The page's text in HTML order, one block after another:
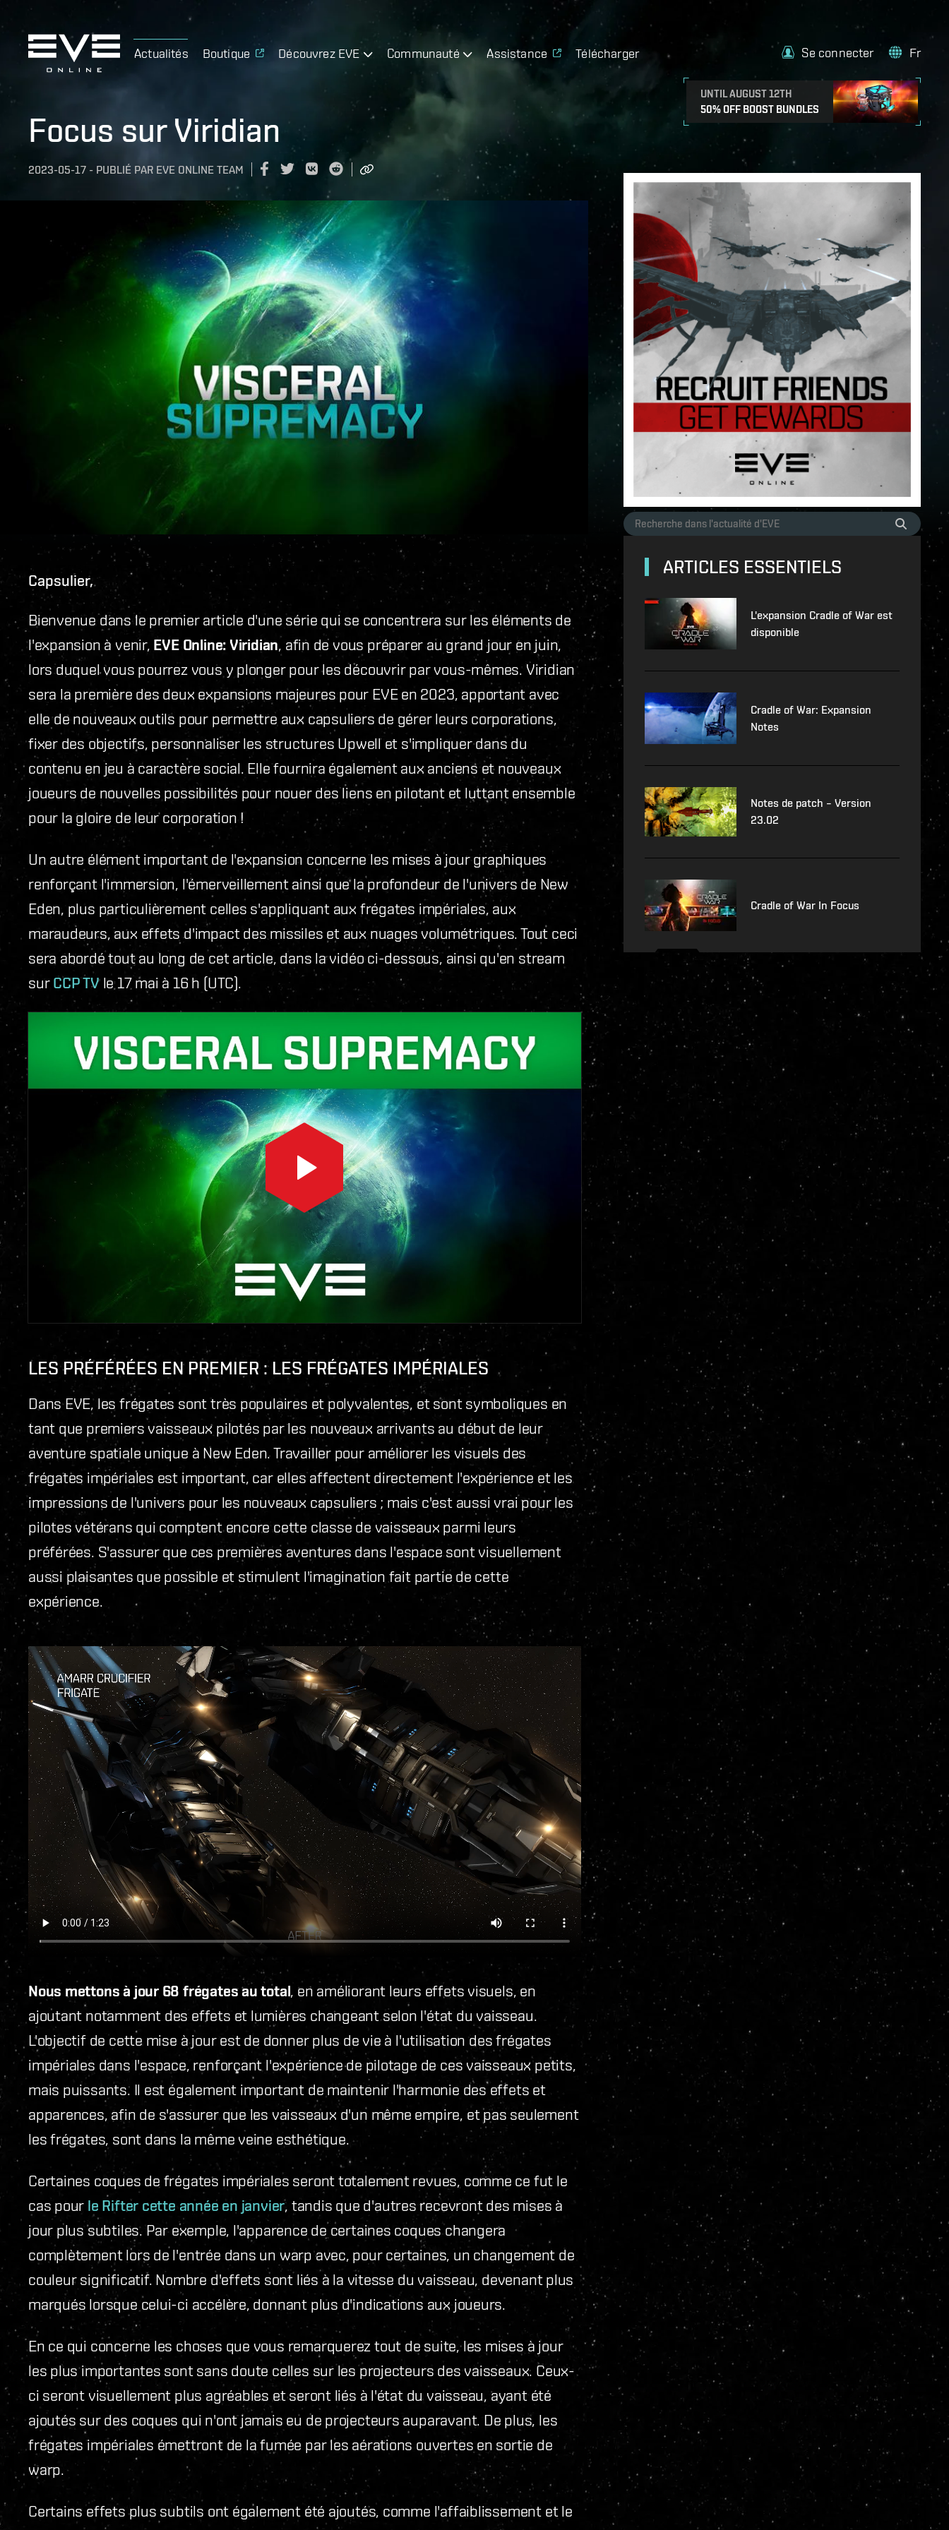
Actualités Boutique Découvrez EVE Communauté Assistance Télécharger
UNTIL AUGUST 12TH
50% OFF BOOST BUNDLES
Se connecter Fr
Focus sur Viridian
2023-05-17 - PUBLIÉ PAR EVE ONLINE TEAM
Capsulier,
Bienvenue dans le premier article d'une série qui se concentrera sur les éléments de
l'expansion à venir, EVE Online: Viridian, afin de vous préparer au grand jour en juin,
lors duquel vous pourrez vous y plonger pour les découvrir par vous-mêmes. Viridian
sera la première des deux expansions majeures pour EVE en 2023, apportant avec
elle de nouveaux outils pour permettre aux capsuliers de gérer leurs corporations,
fixer des objectifs, personnaliser les structures Upwell et s'impliquer dans du
contenu en jeu à caractère social. Elle fournira également aux anciens et nouveaux
joueurs de nouvelles possibilités pour nouer des liens en pilotant et luttant ensemble
pour la gloire de leur corporation !
Un autre élément important de l'expansion concerne les mises à jour graphiques
renforçant l'immersion, l'émerveillement ainsi que la profondeur de l'univers de New
Eden, plus particulièrement celles s'appliquant aux frégates impériales, aux
maraudeurs, aux effets d'impact des missiles et aux nuages volumétriques. Tout ceci
sera abordé tout au long de cet article, dans la vidéo ci-dessous, ainsi qu'en stream
sur CCP TVle 17 mai à 16 h (UTC).
LES PRÉFÉRÉES EN PREMIER : LES FRÉGATES IMPÉRIALES
Dans EVE, les frégates sont très populaires et polyvalentes, et sont symboliques en
tant que premiers vaisseaux pilotés par les nouveaux arrivants au début de leur
aventure spatiale unique à New Eden. Travailler pour améliorer les visuels des
frégates impériales est important, car elles affectent directement l'expérience et les
impressions de l'univers pour les nouveaux capsuliers ; mais c'est aussi vrai pour les
pilotes vétérans qui comptent encore cette classe de vaisseaux parmi leurs
préférées. S'assurer que ces premières aventures dans l'espace sont visuellement
aussi plaisantes que possible et stimulent l'imagination fait partie de cette
expérience.
Nous mettons à jour 68 frégates au total, en améliorant leurs effets visuels, en
ajoutant notamment des effets et lumières changeant selon l'état du vaisseau.
L'objectif de cette mise à jour est de donner plus de vie à l'utilisation des frégates
impériales dans l'espace, renforçant l'expérience de pilotage de ces vaisseaux petits,
mais puissants. Il est également important de maintenir l'harmonie des effets et
apparences, afin de s'assurer que les vaisseaux d'un même empire, et pas seulement
les frégates, sont dans la même veine esthétique.
Certaines coques de frégates impériales seront totalement revues, comme ce fut le
cas pour le Rifter cette année en janvier, tandis que d'autres recevront des mises à
jour plus subtiles. Par exemple, l'apparence de certaines coques changera
complètement lors de l'entrée dans un warp avec, pour certaines, un changement de
couleur significatif. Nombre d'effets sont liés à la vitesse du vaisseau, devenant plus
marqués lorsque celui-ci accélère, donnant plus d'indications aux joueurs.
En ce qui concerne les choses que vous remarquerez tout de suite, les mises à jour
les plus importantes sont sans doute celles sur les projecteurs des vaisseaux. Ceux-
ci seront visuellement plus agréables et seront liés à l'état du vaisseau, ayant été
ajoutés sur des coques qui n'ont jamais eu de projecteurs auparavant. De plus, les
frégates impériales émettront de la fumée par les aérations ouvertes en sortie de
warp.
Certains effets plus subtils ont également été ajoutés, comme l'affaiblissement et le
ARTICLES ESSENTIELS
L'expansion Cradle of War est
disponible
Cradle of War: Expansion
Notes
Notes de patch – Version
23.02
Cradle of War In Focus